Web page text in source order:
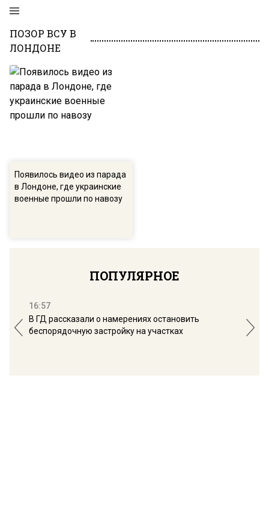
ПОЗОР ВСУ В
ЛОНДОНЕ
Появилось видео из парада
в Лондоне, где украинские
военные прошли по навозу
ПОПУЛЯРНОЕ
16:57
В ГД рассказали о намерениях остановить
беспорядочную застройку на участках